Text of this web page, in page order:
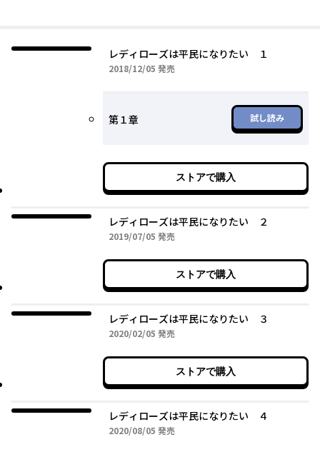
レディローズは平民になりたい １
2018/12/05 2018年12月05日
発売
第１章 試し読み
ストアで購入
レディローズは平民になりたい ２
2019/07/05 2019年07月05日
発売
ストアで購入
レディローズは平民になりたい ３
2020/02/05 2020年02月05日
発売
ストアで購入
レディローズは平民になりたい ４
2020/08/05 2020年08月05日
発売